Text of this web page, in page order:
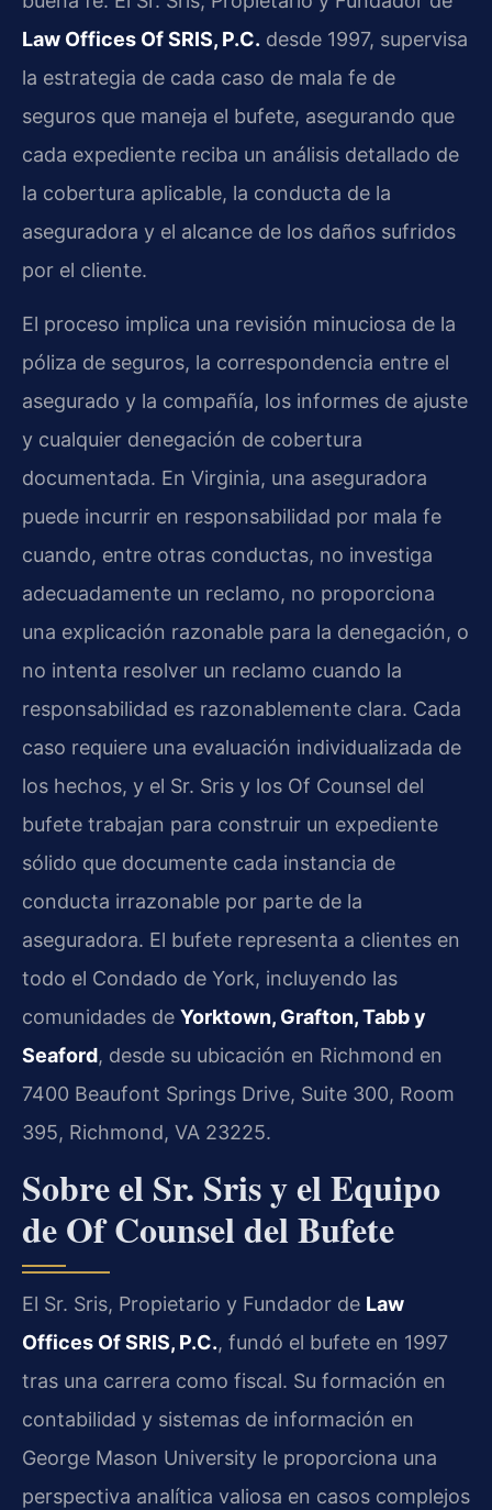
Law Offices Of SRIS, P.C. desde 1997, supervisa
la estrategia de cada caso de mala fe de
seguros que maneja el bufete, asegurando que
cada expediente reciba un análisis detallado de
la cobertura aplicable, la conducta de la
aseguradora y el alcance de los daños sufridos
por el cliente.
El proceso implica una revisión minuciosa de la
póliza de seguros, la correspondencia entre el
asegurado y la compañía, los informes de ajuste
y cualquier denegación de cobertura
documentada. En Virginia, una aseguradora
puede incurrir en responsabilidad por mala fe
cuando, entre otras conductas, no investiga
adecuadamente un reclamo, no proporciona
una explicación razonable para la denegación, o
no intenta resolver un reclamo cuando la
responsabilidad es razonablemente clara. Cada
caso requiere una evaluación individualizada de
los hechos, y el Sr. Sris y los Of Counsel del
bufete trabajan para construir un expediente
sólido que documente cada instancia de
conducta irrazonable por parte de la
aseguradora. El bufete representa a clientes en
todo el Condado de York, incluyendo las
comunidades de Yorktown, Grafton, Tabb y
Seaford, desde su ubicación en Richmond en
7400 Beaufont Springs Drive, Suite 300, Room
395, Richmond, VA 23225.
Sobre el Sr. Sris y el Equipo
de Of Counsel del Bufete
El Sr. Sris, Propietario y Fundador de Law
Offices Of SRIS, P.C., fundó el bufete en 1997
tras una carrera como fiscal. Su formación en
contabilidad y sistemas de información en
George Mason University le proporciona una
perspectiva analítica valiosa en casos complejos